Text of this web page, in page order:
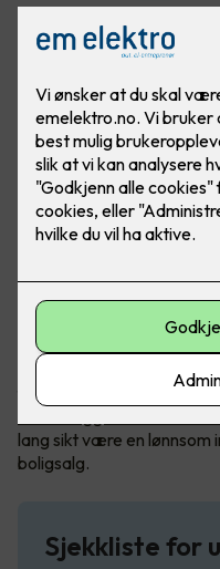
Mange borettslag og
ladeanlegg for elbiler.
å installere ladere til
flere kjører elbil, vil det
lang sikt være en lønnsom
boligsalg.
Sjekkliste for